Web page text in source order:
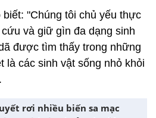
"Chúng tôi chủ yếu thực
và giữ gìn đa dạng sinh
được tìm thấy trong những
là các sinh vật sống nhỏ khỏi
rơi nhiều biến sa mạc